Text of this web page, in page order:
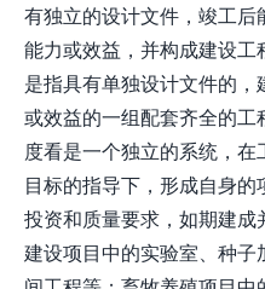
有独立的设计文件，竣工
能力或效益，并构成建设
是指具有单独设计文件的
或效益的一组配套齐全的
度看是一个独立的系统，
目标的指导下，形成自身
投资和质量要求，如期建
建设项目中的实验室、种